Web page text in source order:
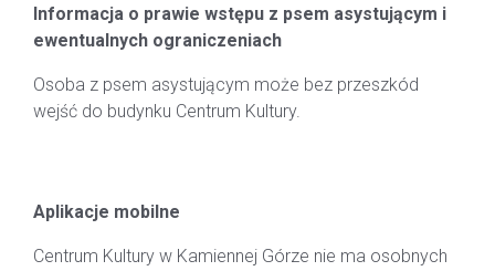
Informacja o prawie wstępu z psem asystującym i
ewentualnych ograniczeniach
Osoba z psem asystującym może bez przeszkód
wejść do budynku Centrum Kultury.
Aplikacje mobilne
Centrum Kultury w Kamiennej Górze nie ma osobnych